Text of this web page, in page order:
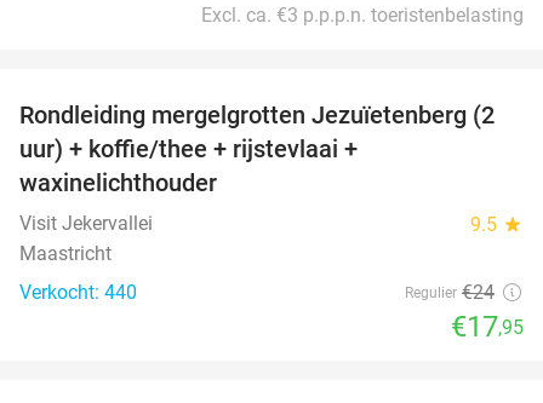
Excl. ca. €3 p.p.p.n. toeristenbelasting
25%
Rondleiding mergelgrotten Jezuïetenberg (2
uur) + koffie/thee + rijstevlaai +
waxinelichthouder
Visit Jekervallei 9.5 star
Maastricht
Verkocht: 440
Regulier €24
€17,95